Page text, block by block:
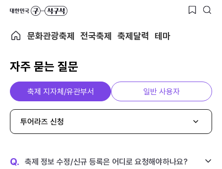
문화관광축제 전국축제 축제달력 테마
자주 묻는 질문
축제 지자체/유관부서 일반 사용자
투어라즈 신청
Q. 축제 정보 수정/신규 등록은 어디로 요청해야하나요?